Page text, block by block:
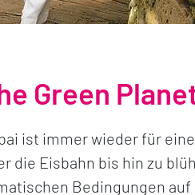
Green
ist immer wieder für
die Eisbahn bis hin zu
Bedingungen